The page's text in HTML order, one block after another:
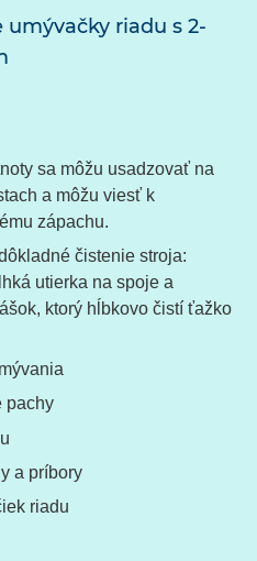
riadu s 2-
sa môžu usadzovať na
a môžu viesť k
zápachu.
čistenie stroja:
utierka na spoje a
ktorý hĺbkovo čistí ťažko
pachy
a príbory
riadu